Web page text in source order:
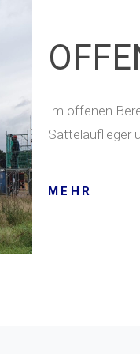
Im offenen
Sattelauflieger
MEHR